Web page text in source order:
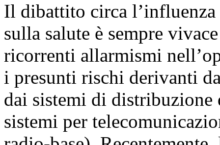
Il dibattito circa
sulla salute è sempre
ricorrenti allarmismi
i presunti rischi derivanti
dai sistemi di distribuzione
sistemi per